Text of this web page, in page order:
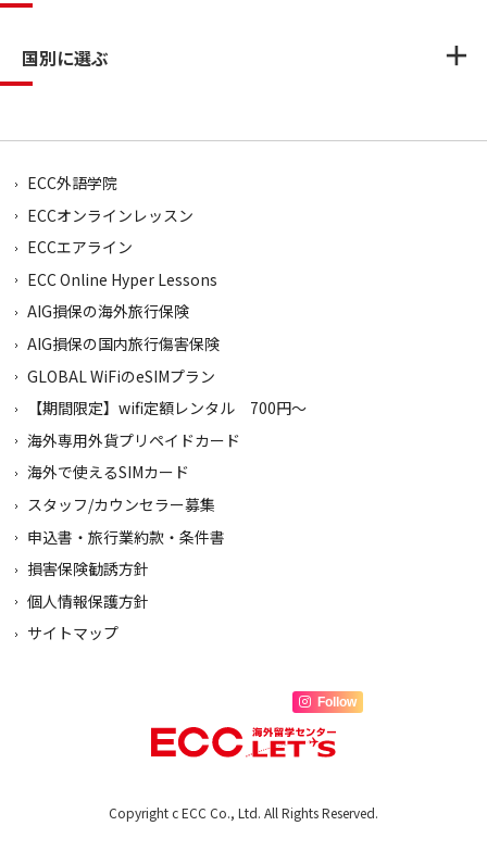
国別に選ぶ
ECC外語学院
ECCオンラインレッスン
ECCエアライン
ECC Online Hyper Lessons
AIG損保の海外旅行保険
AIG損保の国内旅行傷害保険
GLOBAL WiFiのeSIMプラン
【期間限定】wifi定額レンタル 700円～
海外専用外貨プリペイドカード
海外で使えるSIMカード
スタッフ/カウンセラー募集
申込書・旅行業約款・条件書
損害保険勧誘方針
個人情報保護方針
サイトマップ
Follow
Copyright c ECC Co., Ltd. All Rights Reserved.